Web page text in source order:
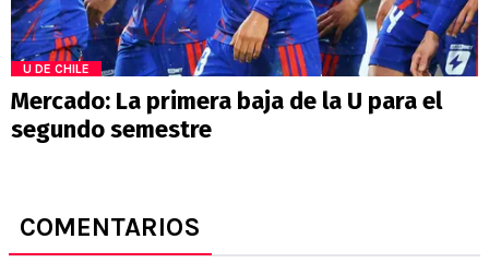
U DE CHILE
Mercado: La primera baja de la U para el
segundo semestre
COMENTARIOS